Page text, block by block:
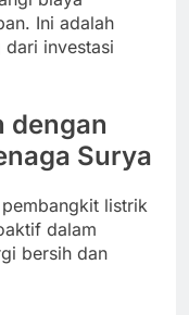
Ini adalah
investasi
dengan
Surya
listrik
dalam
bersih dan